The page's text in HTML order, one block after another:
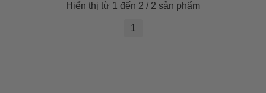
Hiển thị từ 1 đến 2 / 2 sản phẩm
1